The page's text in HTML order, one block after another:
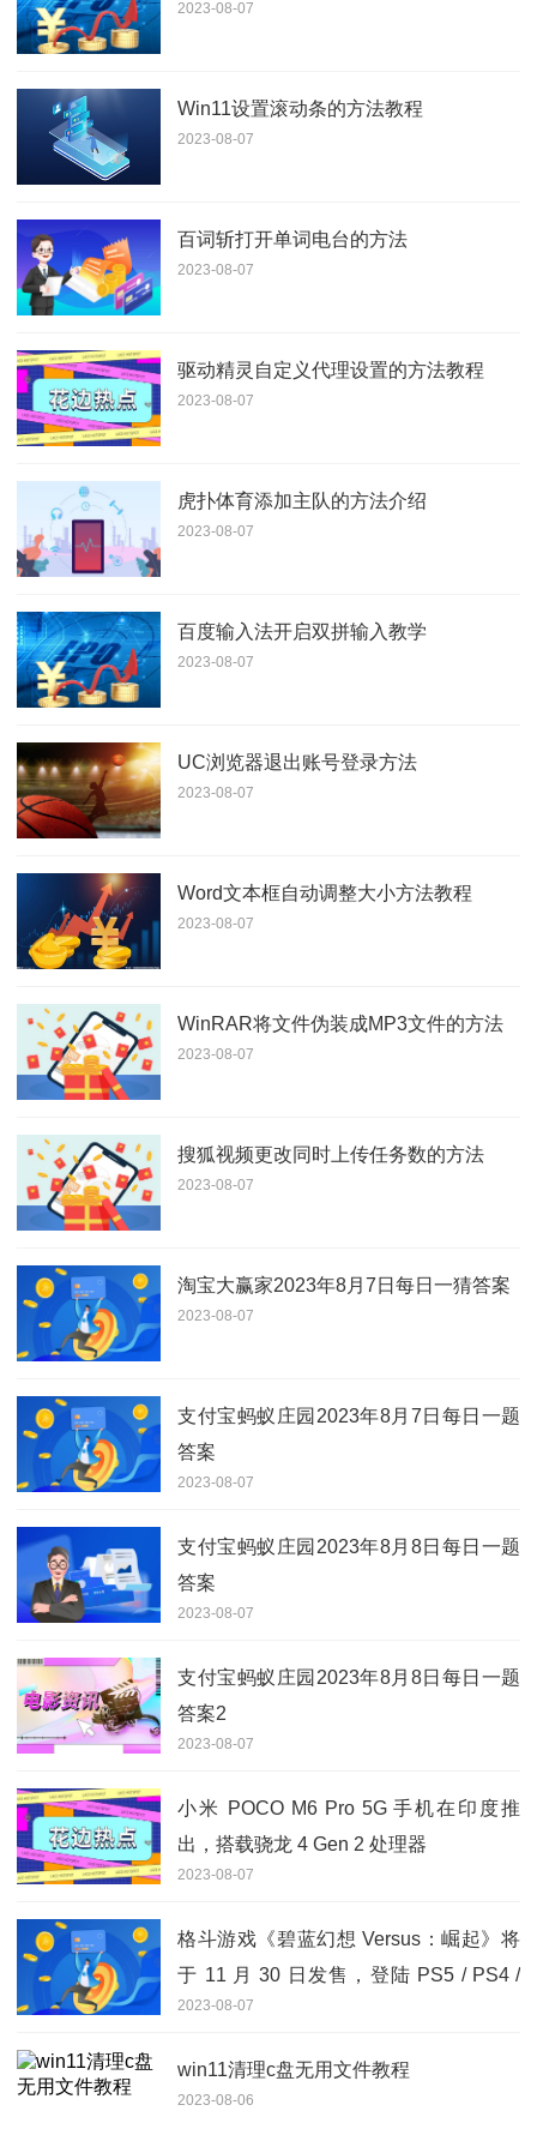
2023-08-07
Win11设置滚动条的方法教程
2023-08-07
百词斩打开单词电台的方法
2023-08-07
驱动精灵自定义代理设置的方法教程
2023-08-07
虎扑体育添加主队的方法介绍
2023-08-07
百度输入法开启双拼输入教学
2023-08-07
UC浏览器退出账号登录方法
2023-08-07
Word文本框自动调整大小方法教程
2023-08-07
WinRAR将文件伪装成MP3文件的方法
2023-08-07
搜狐视频更改同时上传任务数的方法
2023-08-07
淘宝大赢家2023年8月7日每日一猜答案
2023-08-07
支付宝蚂蚁庄园2023年8月7日每日一题
答案
2023-08-07
支付宝蚂蚁庄园2023年8月8日每日一题
答案
2023-08-07
支付宝蚂蚁庄园2023年8月8日每日一题
答案2
2023-08-07
小米 POCO M6 Pro 5G 手机在印度推
出，搭载骁龙 4 Gen 2 处理器
2023-08-07
格斗游戏《碧蓝幻想 Versus：崛起》将
于 11 月 30 日发售，登陆 PS5 / PS4 /
Steam 平台
2023-08-07
win11清理c盘无用文件教程
2023-08-06